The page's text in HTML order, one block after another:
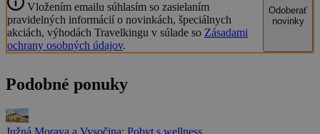
Vložením emailu súhlasím so zasielaním
pravidelných informácií o novinkách, špeciálnych
akciách, výhodách Travelkingu v súlade so Zásadami
ochrany osobných údajov.
Odoberať
novinky
Podobné ponuky